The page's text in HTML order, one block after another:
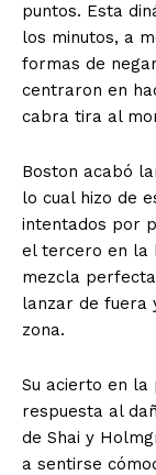
puntos. Esta
los minutos, a
formas de
centraron en
cabra tira al
Boston acabó
lo cual hizo de
intentados por
el tercero en la
mezcla
lanzar de fuera
zona.
Su acierto en
respuesta al
de Shai y
a sentirse